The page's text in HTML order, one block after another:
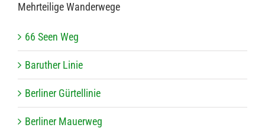
Mehr­tei­lige Wanderwege
66 Seen Weg
Baru­ther Linie
Ber­li­ner Gürtellinie
Ber­li­ner Mauerweg